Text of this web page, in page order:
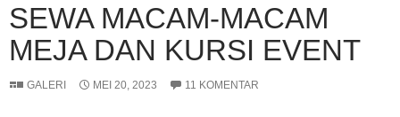
SEWA MACAM-MACAM
MEJA DAN KURSI EVENT
GALERI MEI 20, 2023 11 KOMENTAR